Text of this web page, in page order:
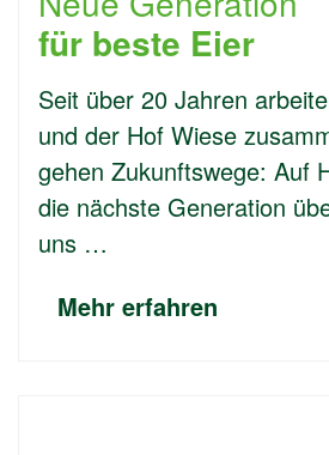
für beste Eier
Seit über 20 Jahren
und der Hof Wiese
gehen Zukunftswege: Auf
die nächste Generation
uns …
Mehr erfahren